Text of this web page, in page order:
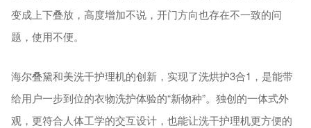
变成上下叠放，高度增加不说，开门方向也存在不一致的问
题，使用不便。
海尔叠黛和美洗干护理机的创新，实现了洗烘护3合1，是能带
给用户一步到位的衣物洗护体验的“新物种”。独创的一体式外
观，更符合人体工学的交互设计，也能让洗干护理机更方便的